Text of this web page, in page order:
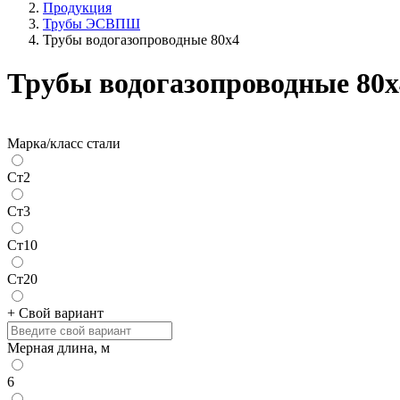
Продукция
Трубы ЭСВПШ
Трубы водогазопроводные 80х4
Трубы водогазопроводные
Марка/класс стали
Ст2
Ст3
Ст10
Ст20
+ Свой вариант
Мерная длина, м
6